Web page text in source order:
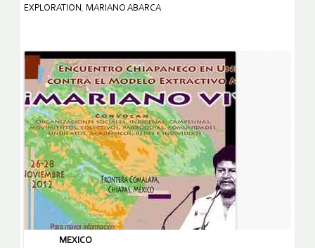
EXPLORATION , MARIANO ABARCA
MEXICO